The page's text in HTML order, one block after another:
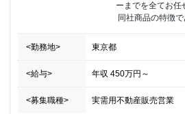
ーまでを全てお任
同社商品の特徴
<勤務地> 東京都
<給与> 年収 450万円 ～
<募集職種> 実需用不動産販売営業